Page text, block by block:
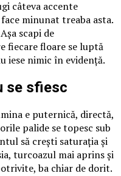
câteva accente
minunat treaba asta.
scapi de
fiecare floare se luptă
iese nimic în evidență.
se sfiesc
e puternică, directă,
palide se topesc sub
să crești saturația și
turcoazul mai aprins și
ba chiar de dorit.